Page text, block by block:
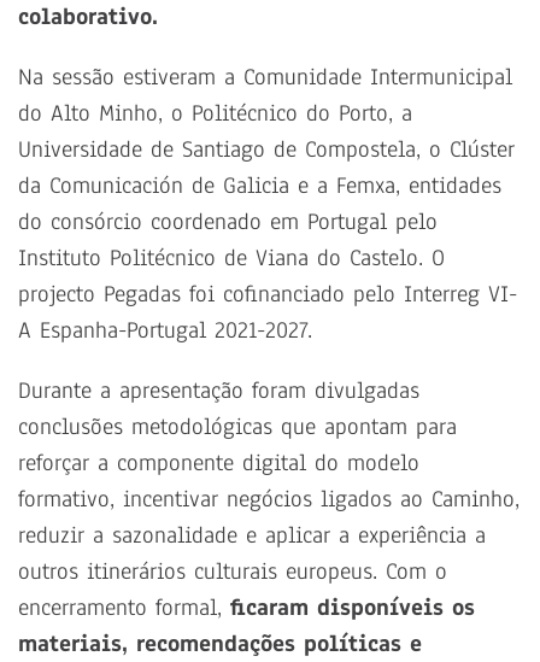
colaborativo.
Na sessão estiveram a Comunidade Intermunicipal
do Alto Minho, o Politécnico do Porto, a
Universidade de Santiago de Compostela, o Clúster
da Comunicación de Galicia e a Femxa, entidades
do consórcio coordenado em Portugal pelo
Instituto Politécnico de Viana do Castelo. O
projecto Pegadas foi cofinanciado pelo Interreg VI-
A Espanha-Portugal 2021-2027.
Durante a apresentação foram divulgadas
conclusões metodológicas que apontam para
reforçar a componente digital do modelo
formativo, incentivar negócios ligados ao Caminho,
reduzir a sazonalidade e aplicar a experiência a
outros itinerários culturais europeus. Com o
encerramento formal, ficaram disponíveis os
materiais, recomendações políticas e